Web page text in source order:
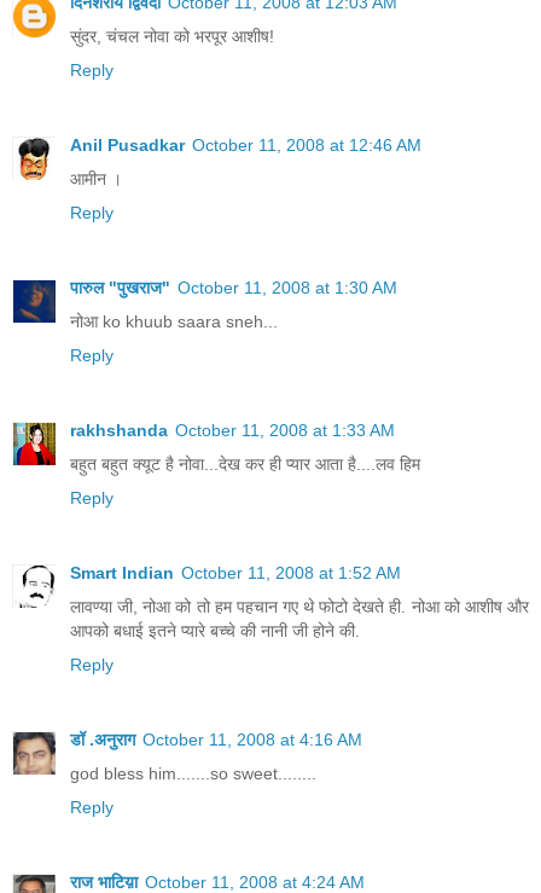
सुंदर, चंचल नोवा को भरपूर आशीष!
Reply
Anil Pusadkar October 11, 2008 at 12:46 AM
आमीन ।
Reply
पारुल "पुखराज" October 11, 2008 at 1:30 AM
नोआ ko khuub saara sneh...
Reply
rakhshanda October 11, 2008 at 1:33 AM
बहुत बहुत क्यूट है नोवा...देख कर ही प्यार आता है....लव हिम
Reply
Smart Indian October 11, 2008 at 1:52 AM
लावण्या जी, नोआ को तो हम पहचान गए थे फोटो देखते ही. नोआ को आशीष और
आपको बधाई इतने प्यारे बच्चे की नानी जी होने की.
Reply
डॉ .अनुराग October 11, 2008 at 4:16 AM
god bless him.......so sweet........
Reply
राज भाटिय़ा October 11, 2008 at 4:24 AM